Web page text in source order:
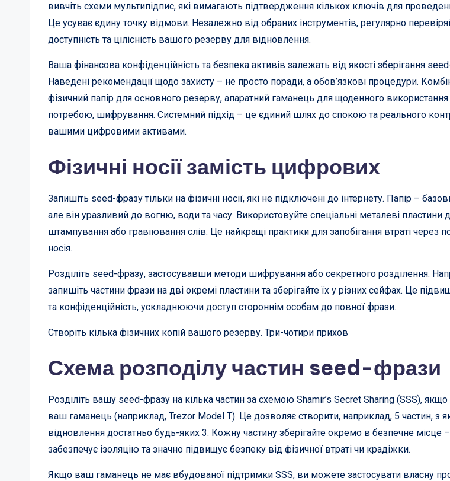
вивчіть схеми мультипідпис, які вимагають підтвердження кількох ключів для
Це усуває єдину точку відмови. Незалежно від обраних інструментів, регулярно
доступність та цілісність вашого резерву для відновлення.
Ваша фінансова конфіденційність та безпека активів залежать від якості зберігання
Наведені рекомендації щодо захисту – не просто поради, а обов’язкові процедури.
фізичний папір для основного резерву, апаратний гаманець для щоденного використання
потребою, шифрування. Системний підхід – це єдиний шлях до спокою та реального
вашими цифровими активами.
Фізичні носії замість цифрових
Запишіть seed-фразу тільки на фізичні носії, які не підключені до інтернету. Папір –
але він уразливий до вогню, води та часу. Використовуйте спеціальні металеві пластини
штампування або гравіювання слів. Це найкращі практики для запобігання втраті через
носія.
Розділіть seed-фразу, застосувавши методи шифрування або секретного розділення.
запишіть частини фрази на дві окремі пластини та зберігайте їх у різних сейфах. Це
та конфіденційність, ускладнюючи доступ стороннім особам до повної фрази.
Створіть кілька фізичних копій вашого резерву. Три-чотири прихов
Схема розподілу частин seed-фрази
Розділіть вашу seed-фразу на кілька частин за схемою Shamir’s Secret Sharing (SSS),
ваш гаманець (наприклад, Trezor Model T). Це дозволяє створити, наприклад, 5 частин, з
відновлення достатньо будь-яких 3. Кожну частину зберігайте окремо в безпечне місце
забезпечує ізоляцію та значно підвищує безпеку від фізичної втраті чи крадіжки.
Якщо ваш гаманець не має вбудованої підтримки SSS, ви можете застосувати власну